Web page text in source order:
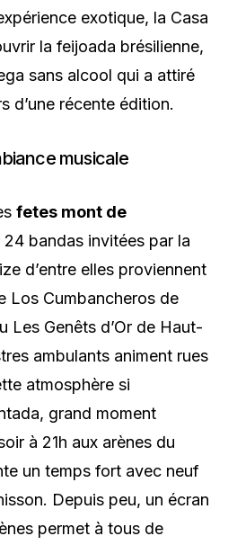
exotique, la Casa
la feijoada brésilienne,
sans alcool qui a attiré
d’une récente édition.
musicale
fetes mont de
24 bandas invitées par la
d’entre elles proviennent
Los Cumbancheros de
Les Genêts d’Or de Haut-
ambulants animent rues
atmosphère si
grand moment
à 21h aux arènes du
un temps fort avec neuf
Depuis peu, un écran
permet à tous de